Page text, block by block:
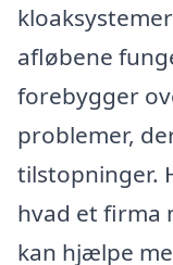
afløbene
forebygger
problemer,
tilstopninger.
hvad et firma
kan hjælpe